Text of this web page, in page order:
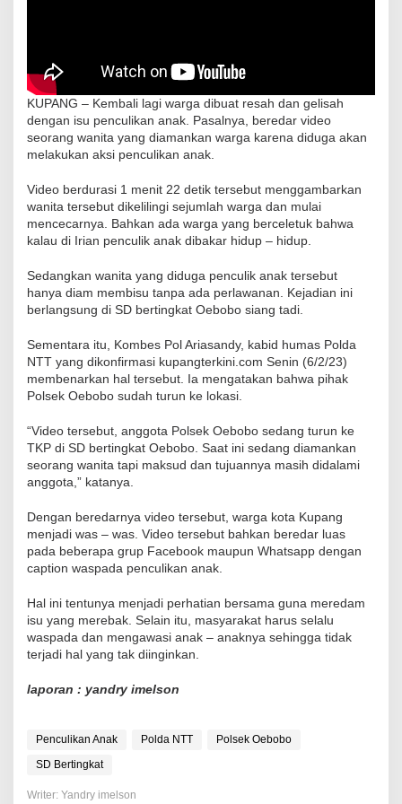
KUPANG – Kembali lagi warga dibuat resah dan gelisah
dengan isu penculikan anak. Pasalnya, beredar video
seorang wanita yang diamankan warga karena diduga akan
melakukan aksi penculikan anak.
Video berdurasi 1 menit 22 detik tersebut menggambarkan
wanita tersebut dikelilingi sejumlah warga dan mulai
mencecarnya. Bahkan ada warga yang berceletuk bahwa
kalau di Irian penculik anak dibakar hidup – hidup.
Sedangkan wanita yang diduga penculik anak tersebut
hanya diam membisu tanpa ada perlawanan. Kejadian ini
berlangsung di SD bertingkat Oebobo siang tadi.
Sementara itu, Kombes Pol Ariasandy, kabid humas Polda
NTT yang dikonfirmasi kupangterkini.com Senin (6/2/23)
membenarkan hal tersebut. Ia mengatakan bahwa pihak
Polsek Oebobo sudah turun ke lokasi.
“Video tersebut, anggota Polsek Oebobo sedang turun ke
TKP di SD bertingkat Oebobo. Saat ini sedang diamankan
seorang wanita tapi maksud dan tujuannya masih didalami
anggota,” katanya.
Dengan beredarnya video tersebut, warga kota Kupang
menjadi was – was. Video tersebut bahkan beredar luas
pada beberapa grup Facebook maupun Whatsapp dengan
caption waspada penculikan anak.
Hal ini tentunya menjadi perhatian bersama guna meredam
isu yang merebak. Selain itu, masyarakat harus selalu
waspada dan mengawasi anak – anaknya sehingga tidak
terjadi hal yang tak diinginkan.
laporan : yandry imelson
Penculikan Anak Polda NTT
Polsek Oebobo
SD Bertingkat
Writer: Yandry imelson